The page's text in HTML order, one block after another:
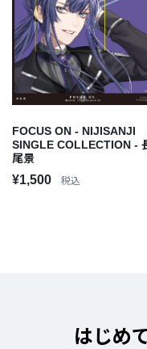
FOCUS ON - NIJISANJI
SINGLE COLLECTION -
尾景
¥1,500 税込
はじめ